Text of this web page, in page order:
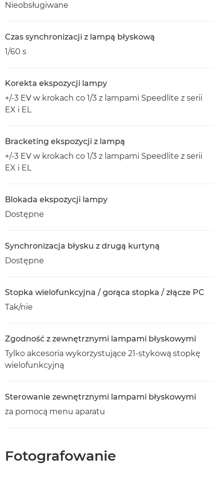
Nieobsługiwane
Czas synchronizacji z lampą błyskową
1/60 s
Korekta ekspozycji lampy
+/-3 EV w krokach co 1/3 z lampami Speedlite z serii
EX i EL
Bracketing ekspozycji z lampą
+/-3 EV w krokach co 1/3 z lampami Speedlite z serii
EX i EL
Blokada ekspozycji lampy
Dostępne
Synchronizacja błysku z drugą kurtyną
Dostępne
Stopka wielofunkcyjna / gorąca stopka / złącze PC
Tak/nie
Zgodność z zewnętrznymi lampami błyskowymi
Tylko akcesoria wykorzystujące 21-stykową stopkę
wielofunkcyjną
Sterowanie zewnętrznymi lampami błyskowymi
za pomocą menu aparatu
Fotografowanie